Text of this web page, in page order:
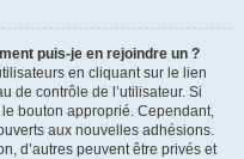
puis-je en rejoindre un ?
en cliquant sur le lien
de contrôle de l’utilisateur. Si
bouton approprié. Cependant,
aux nouvelles adhésions.
d’autres peuvent être privés et